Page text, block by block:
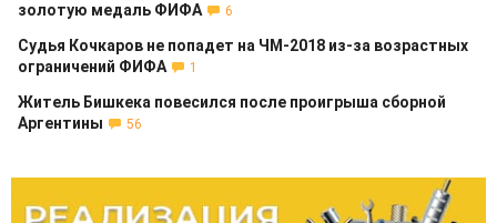
золотую медаль ФИФА
6
Судья Кочкаров не попадет на ЧМ-2018 из-за возрастных
ограничений ФИФА
1
Житель Бишкека повесился после проигрыша сборной
Аргентины
56